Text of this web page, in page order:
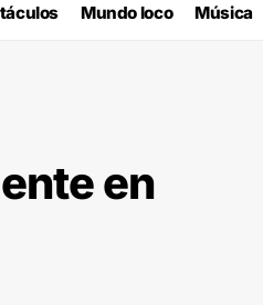
Mundo loco Música
en